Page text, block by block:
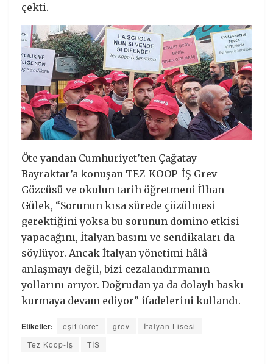
çekti.
Öte yandan Cumhuriyet’ten Çağatay
Bayraktar’a konuşan TEZ-KOOP-İŞ Grev
Gözcüsü ve okulun tarih öğretmeni İlhan
Gülek, “Sorunun kısa sürede çözülmesi
gerektiğini yoksa bu sorunun domino etkisi
yapacağını, İtalyan basını ve sendikaları da
söylüyor. Ancak İtalyan yönetimi hâlâ
anlaşmayı değil, bizi cezalandırmanın
yollarını arıyor. Doğrudan ya da dolaylı baskı
kurmaya devam ediyor” ifadelerini kullandı.
Etiketler: eşit ücret grev
İtalyan Lisesi
Tez Koop-İş
TİS